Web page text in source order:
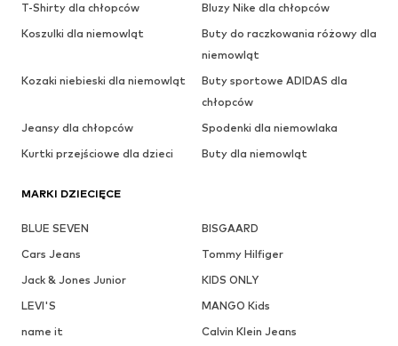
T-Shirty dla chłopców
Bluzy Nike dla chłopców
Koszulki dla niemowląt
Buty do raczkowania różowy dla
niemowląt
Kozaki niebieski dla niemowląt
Buty sportowe ADIDAS dla
chłopców
Jeansy dla chłopców
Spodenki dla niemowlaka
Kurtki przejściowe dla dzieci
Buty dla niemowląt
MARKI DZIECIĘCE
BLUE SEVEN
BISGAARD
Cars Jeans
Tommy Hilfiger
Jack & Jones Junior
KIDS ONLY
LEVI'S
MANGO Kids
name it
Calvin Klein Jeans